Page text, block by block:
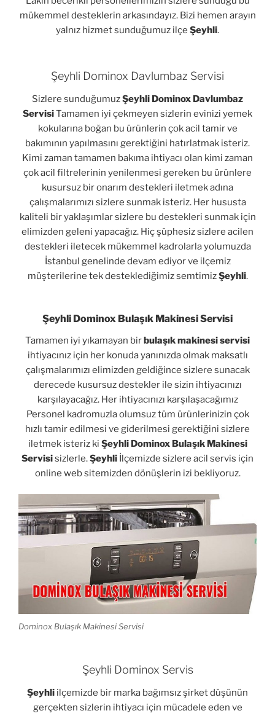
mükemmel desteklerin arkasındayız. Bizi hemen arayın
yalnız hizmet sunduğumuz ilçe Şeyhli.
Şeyhli Dominox Davlumbaz Servisi
Sizlere sunduğumuzŞeyhli Dominox Davlumbaz
ServisiTamamen iyi çekmeyen sizlerin evinizi yemek
kokularına boğan bu ürünlerin çok acil tamir ve
bakımının yapılmasını gerektiğini hatırlatmak isteriz.
Kimi zaman tamamen bakıma ihtiyacı olan kimi zaman
çok acil filtrelerinin yenilenmesi gereken bu ürünlere
kusursuz bir onarım destekleri iletmek adına
çalışmalarımızı sizlere sunmak isteriz. Her hususta
kaliteli bir yaklaşımlar sizlere bu destekleri sunmak için
elimizden geleni yapacağız. Hiç şüphesiz sizlere acilen
destekleri iletecek mükemmel kadrolarla yolumuzda
İstanbul genelinde devam ediyor ve ilçemiz
müşterilerine tek desteklediğimiz semtimizŞeyhli.
Şeyhli Dominox Bulaşık Makinesi Servisi
Tamamen iyi yıkamayan birbulaşık makinesi servisi
ihtiyacınız için her konuda yanınızda olmak maksatlı
çalışmalarımızı elimizden geldiğince sizlere sunacak
derecede kusursuz destekler ile sizin ihtiyacınızı
karşılayacağız. Her ihtiyacınızı karşılaşacağımız
Personel kadromuzla olumsuz tüm ürünlerinizin çok
hızlı tamir edilmesi ve giderilmesi gerektiğini sizlere
iletmek isteriz ki Şeyhli Dominox Bulaşık Makinesi
Servisisizlerle.Şeyhli İlçemizde sizlere acil servis için
online web sitemizden dönüşlerin izi bekliyoruz.
Dominox Bulaşık Makinesi Servisi
Şeyhli Dominox Servis
Şeyhli ilçemizde bir marka bağımsız şirket düşünün
gerçekten sizlerin ihtiyacı için mücadele eden ve